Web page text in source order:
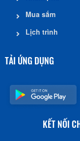
Mua sắm
Lịch trình
TẢI ỨNG DỤNG
KẾT NỐI